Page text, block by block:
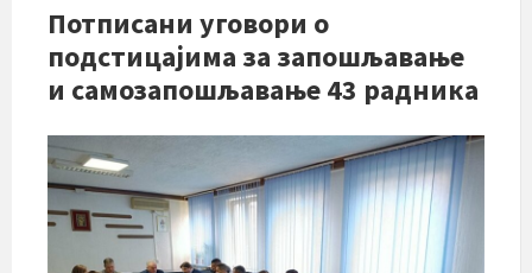
Потписани уговори о
подстицајима за запошљавање
и самозапошљавање 43 радника